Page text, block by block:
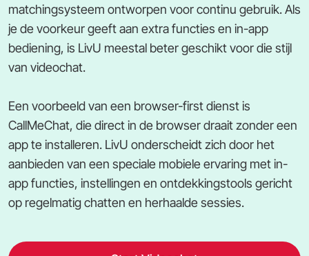
matchingsysteem ontworpen voor continu gebruik. Als
je de voorkeur geeft aan extra functies en in-app
bediening, is LivU meestal beter geschikt voor die stijl
van videochat.
Een voorbeeld van een browser-first dienst is
CallMeChat, die direct in de browser draait zonder een
app te installeren. LivU onderscheidt zich door het
aanbieden van een speciale mobiele ervaring met in-
app functies, instellingen en ontdekkingstools gericht
op regelmatig chatten en herhaalde sessies.